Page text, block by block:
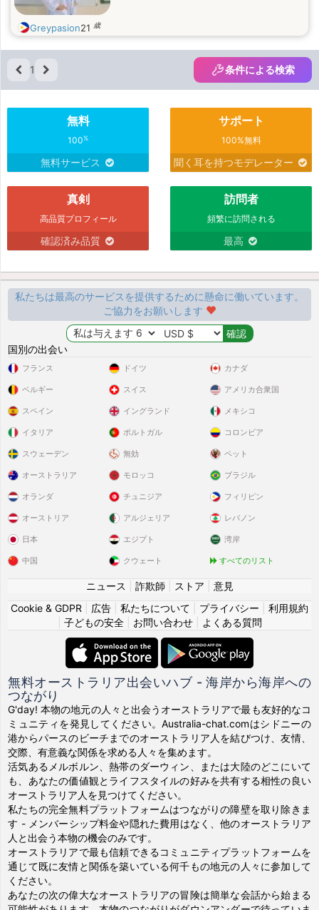
Greypasion21 歳
1 条件による検索
無料
100%
無料サービス
サポート
100%無料
聞く耳を持つモデレーター
真剣
高品質プロフィール
確認済み品質
訪問者
頻繁に訪問される
最高
私たちは最高のサービスを提供するために懸命に働いています。
ご協力をお願いします
国別の出会い
フランス
ベルギー
スペイン
イタリア
スウェーデン
ドイツ
スイス
イングランド
ポルトガル
無効
カナダ
アメリカ合衆国
メキシコ
コロンビア
ペット
オーストラリア
オランダ
オーストリア
日本
中国
モロッコ
チュニジア
アルジェリア
エジプト
クウェート
ブラジル
フィリピン
レバノン
湾岸
すべてのリスト
ニュース 詐欺師 ストア
意見
Cookie & GDPR
広告 私たちについて プライバシー
利用規約
子どもの安全| お問い合わせ| よくある質問
無料オーストラリア出会いハブ - 海岸から海岸への
つながり
G'day! 本物の地元の人々と出会うオーストラリアで最も友好的なコ
ミュニティを発見してください。Australia-chat.comはシドニーの
港からパースのビーチまでのオーストラリア人を結びつけ、友情、
交際、有意義な関係を求める人々を集めます。
活気あるメルボルン、熱帯のダーウィン、または大陸のどこにいて
も、あなたの価値観とライフスタイルの好みを共有する相性の良い
オーストラリア人を見つけてください。
私たちの完全無料プラットフォームはつながりの障壁を取り除きま
す - メンバーシップ料金や隠れた費用はなく、他のオーストラリア
人と出会う本物の機会のみです。
オーストラリアで最も信頼できるコミュニティプラットフォームを
通じて既に友情と関係を築いている何千もの地元の人々に参加して
ください。
あなたの次の偉大なオーストラリアの冒険は簡単な会話から始まる